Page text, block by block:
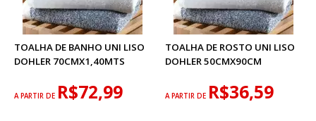
TOALHA DE BANHO UNI LISO
DOHLER 70CMX1,40MTS
A PARTIR DE R$72,99
TOALHA DE ROSTO UNI LISO
DOHLER 50CMX90CM
A PARTIR DE R$36,59